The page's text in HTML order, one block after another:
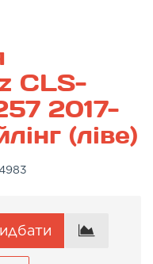
CLS-
2017-
(ліве)